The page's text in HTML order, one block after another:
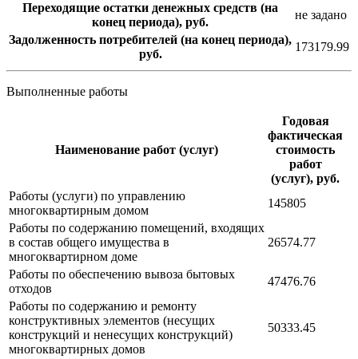
Переходящие остатки денежных средств (на
конец периода), руб.
не задано
Задолженность потребителей (на конец периода),
руб.
173179.99
Выполненные работы
Наименование работ (услуг)
Годовая
фактическая
стоимость
работ
(услуг), руб.
Работы (услуги) по управлению
многоквартирным домом
145805
Работы по содержанию помещений, входящих
в состав общего имущества в
многоквартирном доме
26574.77
Работы по обеспечению вывоза бытовых
отходов
47476.76
Работы по содержанию и ремонту
конструктивных элементов (несущих
конструкций и ненесущих конструкций)
многоквартирных домов
50333.45